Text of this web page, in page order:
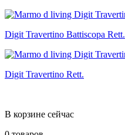
Digit Travertino Battiscopa Rett.
Digit Travertino Rett.
В корзине сейчас